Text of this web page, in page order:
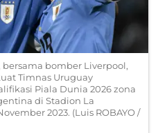
bersama bomber Liverpool,
Timnas Uruguay
Piala Dunia 2026 zona
di Stadion La
2023. (Luis ROBAYO /